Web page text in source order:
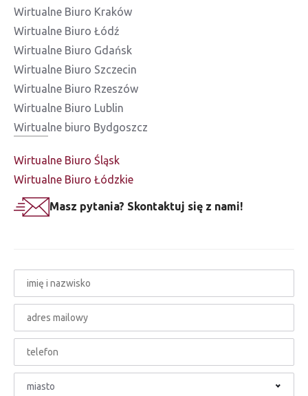
Wirtualne Biuro Kraków
Wirtualne Biuro Łódź
Wirtualne Biuro Gdańsk
Wirtualne Biuro Szczecin
Wirtualne Biuro Rzeszów
Wirtualne Biuro Lublin
Wirtualne biuro Bydgoszcz
Wirtualne Biuro Śląsk
Wirtualne Biuro Łódzkie
Masz pytania? Skontaktuj się z nami!
miasto